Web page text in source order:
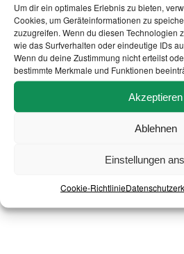
Um dir ein optimales Erlebnis zu bieten,
Cookies, um Geräteinformationen zu
zuzugreifen. Wenn du diesen Technologien
wie das Surfverhalten oder eindeutige IDs
Wenn du deine Zustimmung nicht erteilst
bestimmte Merkmale und Funktionen
Akzeptieren
Ablehnen
Einstellungen
Cookie-Richtlinie
GRUNDRISSE